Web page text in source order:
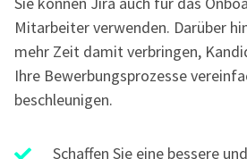
Mitarbeiter verwenden. Darüber
mehr Zeit damit verbringen,
Ihre Bewerbungsprozesse
beschleunigen.
Schaffen Sie eine bessere